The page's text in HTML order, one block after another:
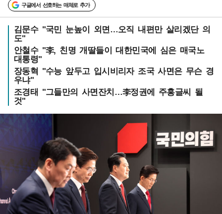
구글에서 선호하는 매체로 추가
김문수 "국민 눈높이 외면…오직 내편만 살리겠단 의
도"
안철수 "李, 친명 개딸들이 대한민국에 심은 매국노
대통령"
장동혁 "수능 앞두고 입시비리자 조국 사면은 무슨 경
우냐"
조경태 "그들만의 사면잔치…李정권에 주홍글씨 될
것"